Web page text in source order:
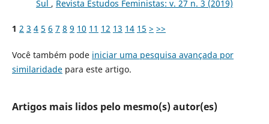
Sul , Revista Estudos Feministas: v. 27 n. 3 (2019)
1 2 3 4 5 6 7 8 9 10 11 12 13 14 15 > >>
Você também pode iniciar uma pesquisa avançada por
similaridadepara este artigo.
Artigos mais lidos pelo mesmo(s) autor(es)